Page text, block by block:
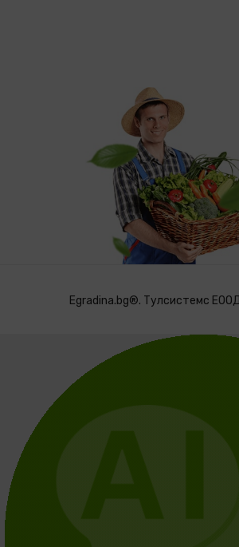
Egradina.bg®. Тулсистемс